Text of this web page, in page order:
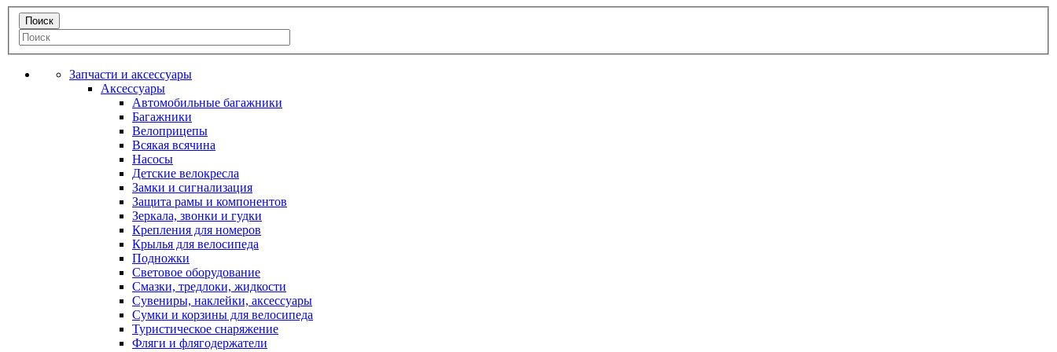
Запчасти и аксессуары
Аксессуары
Автомобильные багажники
Багажники
Велоприцепы
Всякая всячина
Насосы
Детские велокресла
Замки и сигнализация
Защита рамы и компонентов
Зеркала, звонки и гудки
Крепления для номеров
Крылья для велосипеда
Подножки
Световое оборудование
Смазки, тредлоки, жидкости
Сувениры, наклейки, аксессуары
Сумки и корзины для велосипеда
Туристическое снаряжение
Фляги и флягодержатели